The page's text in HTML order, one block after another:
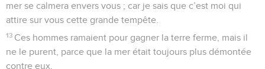
mer se calmera envers vous ; car je sais que c’est moi qui
attire sur vous cette grande tempête.
13 Ces hommes ramaient pour gagner la terre ferme, mais il
ne le purent, parce que la mer était toujours plus démontée
contre eux.